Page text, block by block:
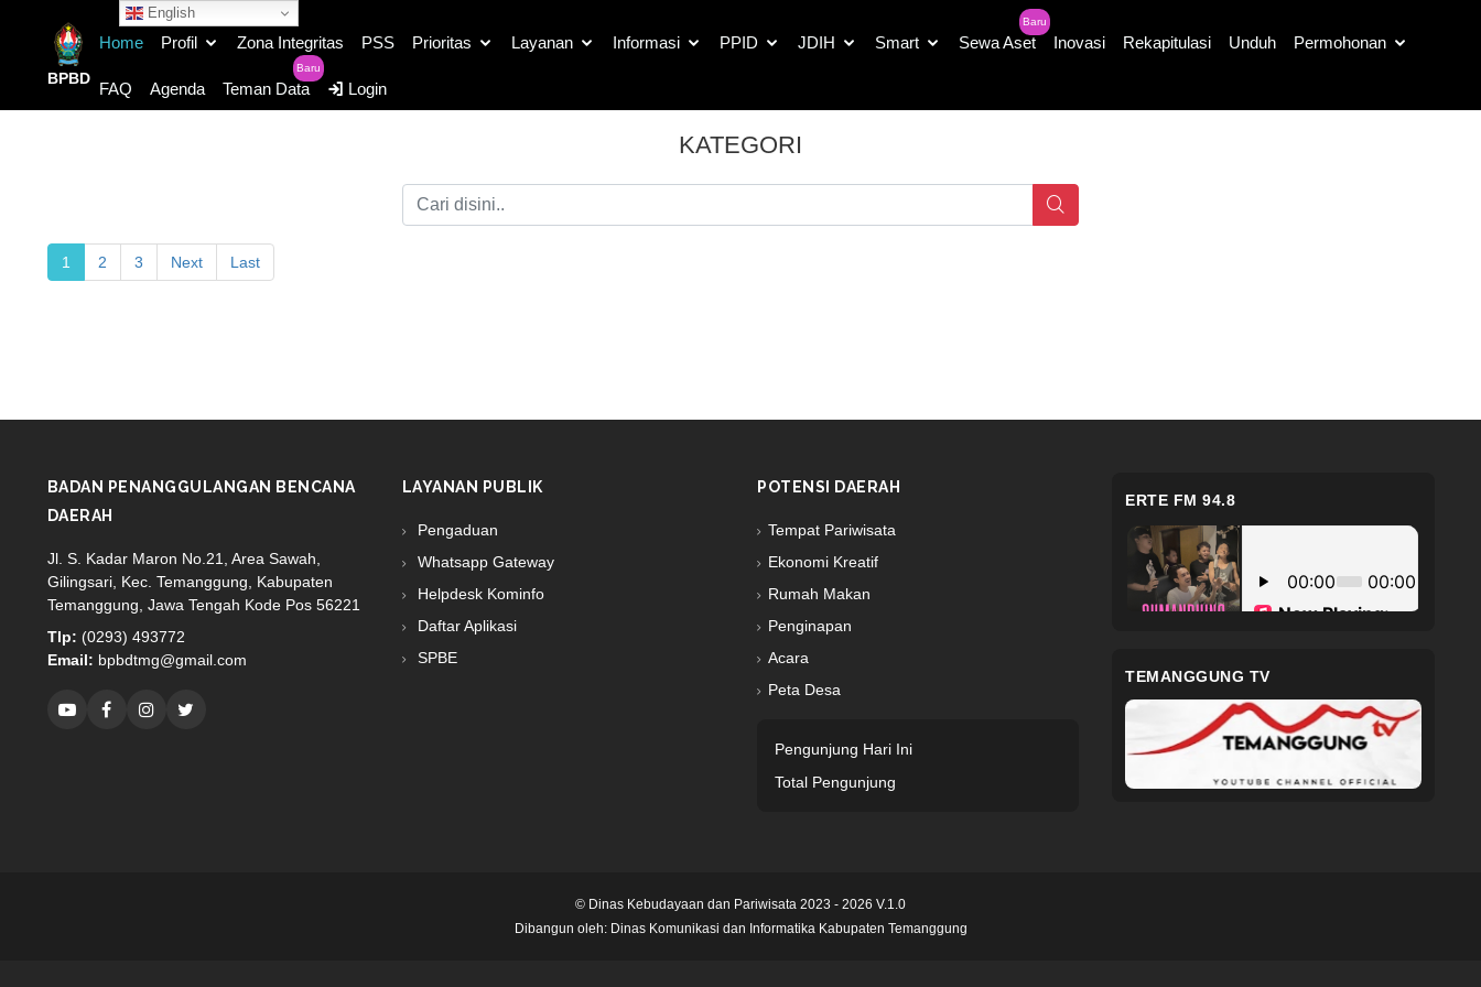
English
BPBD
Home Profil Zona Integritas PSS Prioritas Layanan Informasi PPID JDIH Smart Sewa Aset
Baru
Inovasi Rekapitulasi Unduh Permohonan
FAQ Agenda Teman Data
Baru
Login
KATEGORI
1 2 3 Next Last
BADAN PENANGGULANGAN BENCANA
DAERAH
Jl. S. Kadar Maron No.21, Area Sawah,
Gilingsari, Kec. Temanggung, Kabupaten
Temanggung, Jawa Tengah Kode Pos 56221
Tlp: (0293) 493772
Email: bpbdtmg@gmail.com
LAYANAN PUBLIK
Pengaduan
Whatsapp Gateway
Helpdesk Kominfo
Daftar Aplikasi
SPBE
POTENSI DAERAH
Tempat Pariwisata
Ekonomi Kreatif
Rumah Makan
Penginapan
Acara
Peta Desa
Pengunjung Hari Ini
Total Pengunjung
ERTE FM 94.8
TEMANGGUNG TV
© Dinas Kebudayaan dan Pariwisata 2023 - 2026 V.1.0
Dibangun oleh: Dinas Komunikasi dan Informatika Kabupaten Temanggung